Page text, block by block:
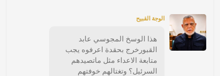
الوجة القبيح
هذا الوسخ المجوسي عابد
القبورخرج بحقدة اعرفوه يجب
متابعة الاعداء مثل ماتصيدهم
السرئيل؟ وتغتالهم خوفتهم